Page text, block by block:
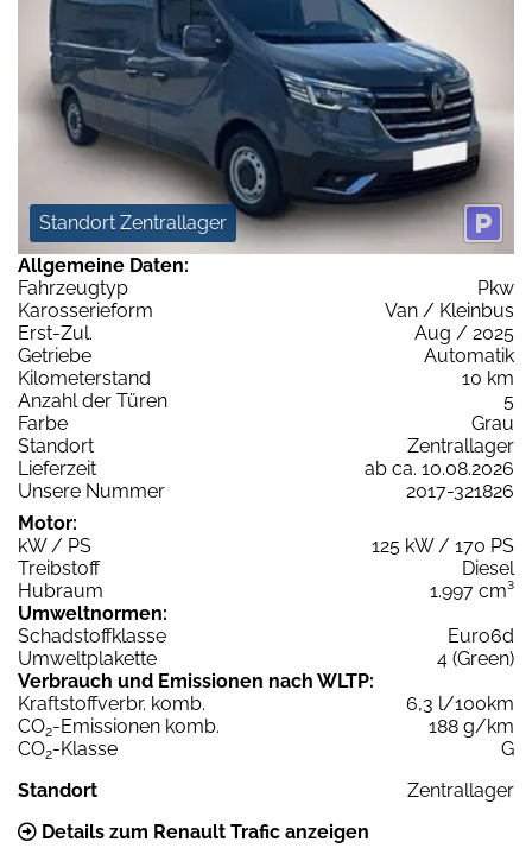
Standort Zentrallager
Allgemeine Daten:
Fahrzeugtyp
Pkw
Karosserieform
Van / Kleinbus
Erst-Zul.
Aug / 2025
Getriebe
Automatik
Kilometerstand
10 km
Anzahl der Türen
5
Farbe
Grau
Standort
Zentrallager
Lieferzeit
ab ca. 10.08.2026
Unsere Nummer
2017-321826
Motor:
kW / PS
125 kW / 170 PS
Treibstoff
Diesel
Hubraum
1.997 cm³
Umweltnormen:
Schadstoffklasse
Euro6d
Umweltplakette
4 (Green)
Verbrauch und Emissionen nach WLTP:
Kraftstoffverbr. komb.
6,3 l/100km
CO2-Emissionen komb.
188 g/km
CO2-Klasse
G
Standort
Zentrallager
Details zum Renault Trafic anzeigen